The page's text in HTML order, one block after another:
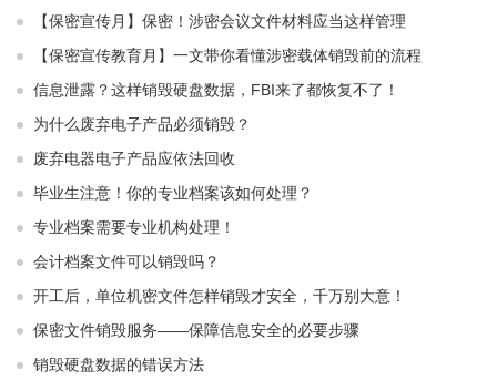
【保密宣传月】保密！涉密会议文件材料应当这样管理
【保密宣传教育月】一文带你看懂涉密载体销毁前的流程
信息泄露？这样销毁硬盘数据，FBI来了都恢复不了！
为什么废弃电子产品必须销毁？
废弃电器电子产品应依法回收
毕业生注意！你的专业档案该如何处理？
专业档案需要专业机构处理！
会计档案文件可以销毁吗？
开工后，单位机密文件怎样销毁才安全，千万别大意！
保密文件销毁服务——保障信息安全的必要步骤
销毁硬盘数据的错误方法